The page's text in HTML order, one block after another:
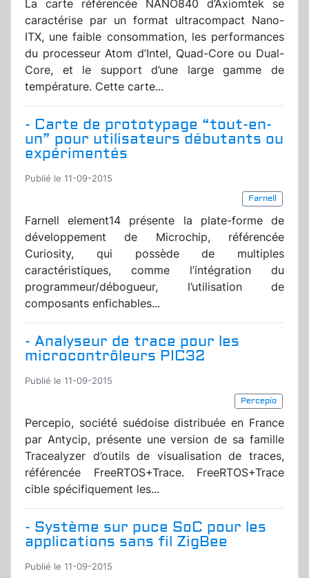
La carte référencée NANO840 d’Axiomtek se
caractérise par un format ultracompact Nano-
ITX, une faible consommation, les performances
du processeur Atom d’Intel, Quad-Core ou Dual-
Core, et le support d’une large gamme de
température. Cette carte...
- Carte de prototypage “tout-en-
un” pour utilisateurs débutants ou
expérimentés
Publié le 11-09-2015
Farnell
Farnell element14 présente la plate-forme de
développement de Microchip, référencée
Curiosity, qui possède de multiples
caractéristiques, comme l’intégration du
programmeur/débogueur, l’utilisation de
composants enfichables...
- Analyseur de trace pour les
microcontrôleurs PIC32
Publié le 11-09-2015
Percepio
Percepio, société suédoise distribuée en France
par Antycip, présente une version de sa famille
Tracealyzer d’outils de visualisation de traces,
référencée FreeRTOS+Trace. FreeRTOS+Trace
cible spécifiquement les...
- Système sur puce SoC pour les
applications sans fil ZigBee
Publié le 11-09-2015